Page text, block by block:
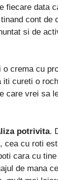
fiecare data
cont de
si de
o crema cu
iti cureti o
care vrei sa
potrivita.
cea cu roti
cara cu
de mana